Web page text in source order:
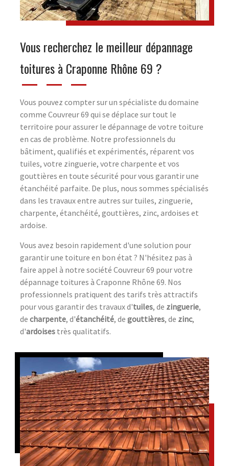
Vous recherchez le meilleur dépannage
toitures à Craponne Rhône 69 ?
Vous pouvez compter sur un spécialiste du domaine
comme Couvreur 69 qui se déplace sur tout le
territoire pour assurer le dépannage de votre toiture
en cas de problème. Notre professionnels du
bâtiment, qualifiés et expérimentés, réparent vos
tuiles, votre zinguerie, votre charpente et vos
gouttières en toute sécurité pour vous garantir une
étanchéité parfaite. De plus, nous sommes spécialisés
dans les travaux entre autres sur tuiles, zinguerie,
charpente, étanchéité, gouttières, zinc, ardoises et
ardoise.
Vous avez besoin rapidement d'une solution pour
garantir une toiture en bon état ? N'hésitez pas à
faire appel à notre société Couvreur 69 pour votre
dépannage toitures à Craponne Rhône 69. Nos
professionnels pratiquent des tarifs très attractifs
pour vous garantir des travaux d'tuiles, de zinguerie,
de charpente, d'étanchéité, de gouttières, de zinc,
d'ardoises très qualitatifs.